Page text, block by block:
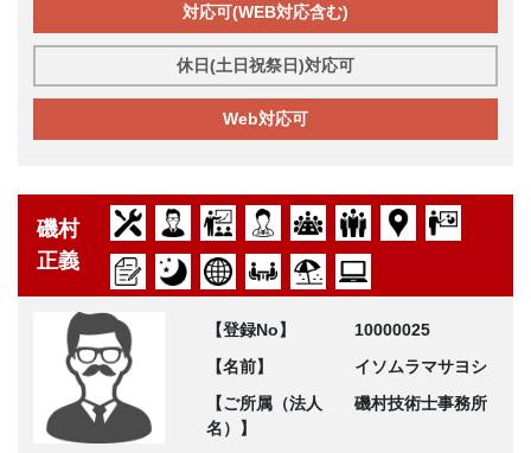
対応可(WEB対応含む)
休日(土日祝祭日)対応可
Web対応可
磯村
正義
【登録No】
10000025
【名前】
イソムラマサヨシ
【ご所属（法人
名）】
磯村技術士事務所